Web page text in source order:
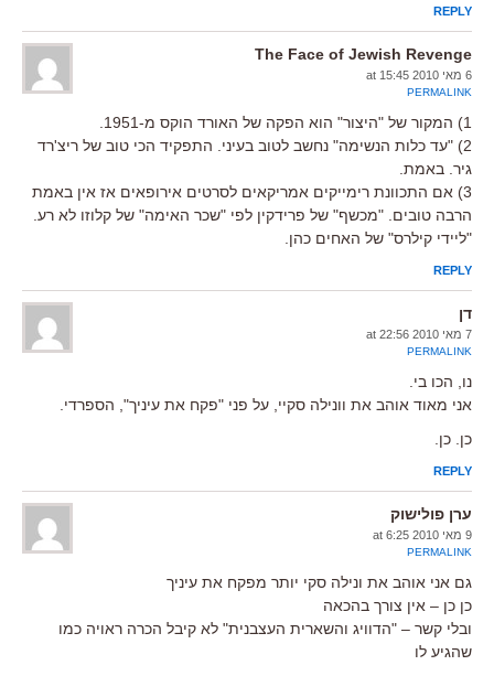
REPLY
The Face of Jewish Revenge
6 מאי 2010 at 15:45
PERMALINK
1) המקור של "היצור" הוא הפקה של האורד הוקס מ-1951.
2) "עד כלות הנשימה" נחשב לטוב בעיני. התפקיד הכי טוב של ריצ'רד
גיר. באמת.
3) אם התכוונת רימייקים אמריקאים לסרטים אירופאים אז אין באמת
הרבה טובים. "מכשף" של פרידקין לפי "שכר האימה" של קלוזו לא רע.
"ליידי קילרס" של האחים כהן.
REPLY
דן
7 מאי 2010 at 22:56
PERMALINK
נו, הכו בי.
אני מאוד אוהב את וונילה סקיי, על פני "פקח את עיניך", הספרדי.
כן. כן.
REPLY
ערן פולישוק
9 מאי 2010 at 6:25
PERMALINK
גם אני אוהב את ונילה סקי יותר מפקח את עיניך
כן כן – אין צורך בהכאה
ובלי קשר – "הדוויג והשארית העצבנית" לא קיבל הכרה ראויה כמו
שהגיע לו